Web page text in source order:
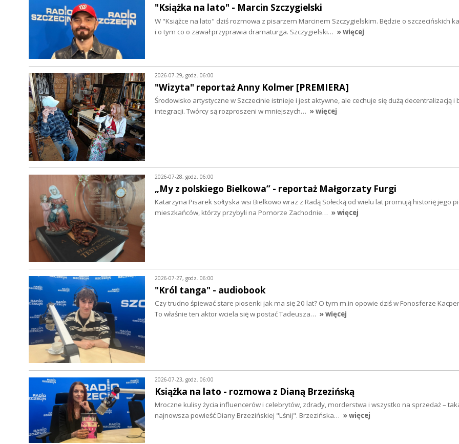
"Książka na lato" - Marcin Szczygielski
W "Książce na lato" dziś rozmowa z pisarzem Marcinem Szczygielskim. Będzie o szczecińskich
i o tym co o zawał przyprawia dramaturga. Szczygielski… » więcej
2026-07-29, godz. 06:00
"Wizyta" reportaż Anny Kolmer [PREMIERA]
Środowisko artystyczne w Szczecinie istnieje i jest aktywne, ale cechuje się dużą decentralizacją i
integracji. Twórcy są rozproszeni w mniejszych… » więcej
2026-07-28, godz. 06:00
„My z polskiego Bielkowa” - reportaż Małgorzaty Furgi
Katarzyna Pisarek sołtyska wsi Bielkowo wraz z Radą Sołecką od wielu lat promują historię jego
mieszkańców, którzy przybyli na Pomorze Zachodnie… » więcej
2026-07-27, godz. 06:00
"Król tanga" - audiobook
Czy trudno śpiewać stare piosenki jak ma się 20 lat? O tym m.in opowie dziś w Fonosferze
To właśnie ten aktor wciela się w postać Tadeusza… » więcej
2026-07-23, godz. 06:00
Książka na lato - rozmowa z Dianą Brzezińską
Mroczne kulisy życia influencerów i celebrytów, zdrady, morderstwa i wszystko na sprzedaż –
najnowsza powieść Diany Brzezińskiej "Lśnij". Brzezińska… » więcej